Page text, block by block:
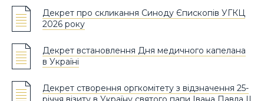
Декрет про скликання Синоду Єпископів УГКЦ
2026 року
Декрет встановлення Дня медичного капелана
в Україні
Декрет створення оргкомітету з відзначення 25-